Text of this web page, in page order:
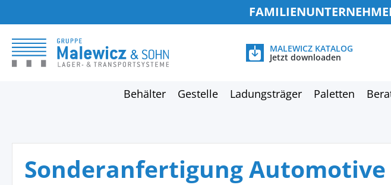
MALEWICZ KATALOG
Jetzt downloaden
Behälter Gestelle Ladungsträger Paletten
Sonderanfertigung Automotive